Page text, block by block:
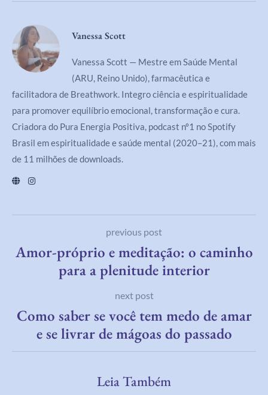
Vanessa Scott
Vanessa Scott — Mestre em Saúde Mental
(ARU, Reino Unido), farmacêutica e
facilitadora de Breathwork. Integro ciência e espiritualidade
para promover equilíbrio emocional, transformação e cura.
Criadora do Pura Energia Positiva, podcast nº1 no Spotify
Brasil em espiritualidade e saúde mental (2020–21), com mais
de 11 milhões de downloads.
previous post
Amor-próprio e meditação: o caminho
para a plenitude interior
next post
Como saber se você tem medo de amar
e se livrar de mágoas do passado
Leia Também